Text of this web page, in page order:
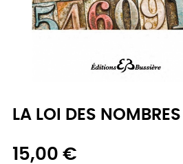
LA LOI DES NOMBRES
15,00 €